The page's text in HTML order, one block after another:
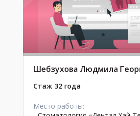
Шебзухова Людмила
Стаж 32 года
Место работы: